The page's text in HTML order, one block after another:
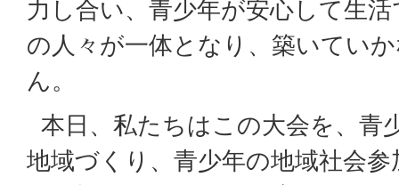
力し合い、青少年が安心して生
の人々が一体となり、築いてい
ん。
本日、私たちはこの大会を、青
地域づくり、青少年の地域社会